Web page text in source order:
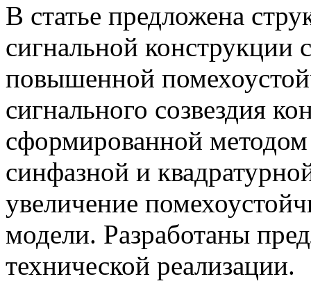
В статье предложена
сигнальной конструкции с
повышенной
сигнального созвездия
сформированной
синфазной и
увеличение
модели. Разработаны
технической реализации.